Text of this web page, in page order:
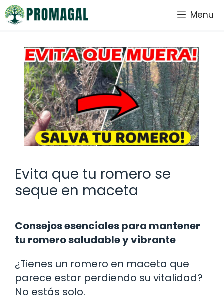
Saltar
al
Menu
Evita que tu romero se
seque en maceta
Consejos esenciales para mantener
tu romero saludable y vibrante
¿Tienes un romero en maceta que
parece estar perdiendo su vitalidad?
No estás solo.